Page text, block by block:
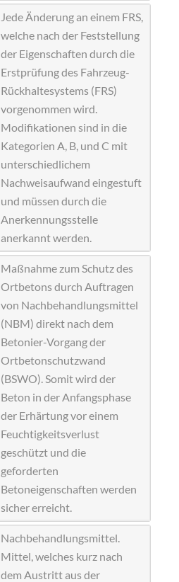
Jede Änderung an einem FRS,
welche nach der Feststellung
der Eigenschaften durch die
Erstprüfung des Fahrzeug-
Rückhaltesystems (FRS)
vorgenommen wird.
Modifikationen sind in die
Kategorien A, B, und C mit
unterschiedlichem
Nachweisaufwand eingestuft
und müssen durch die
Anerkennungsstelle
anerkannt werden.
Maßnahme zum Schutz des
Ortbetons durch Auftragen
von Nachbehandlungsmittel
(NBM) direkt nach dem
Betonier-Vorgang der
Ortbetonschutzwand
(BSWO). Somit wird der
Beton in der Anfangsphase
der Erhärtung vor einem
Feuchtigkeitsverlust
geschützt und die
geforderten
Betoneigenschaften werden
sicher erreicht.
Nachbehandlungsmittel.
Mittel, welches kurz nach
dem Austritt aus der